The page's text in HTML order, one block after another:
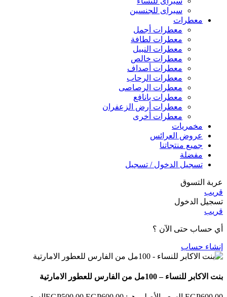
سبراى للجنسين
معطرات
معطرات أجمل
معطرات لطافة
معطرات النبيل
معطرات خالص
معطرات أصداف
معطرات الرحاب
معطرات الرصاصى
معطرات بانافع
معطرات أرض الزعفران
معطرات أخرى
مخمريات
عروض العرائس
جميع منتجاتنا
مفضلة
تسجيل الدخول / تسجيل
عربة التسوق
قريب
تسجيل الدخول
قريب
أي حساب حتى الآن ؟
إنشاء حساب
بنت الاكابر للنساء – 100مل من الفارس للعطور الامارتية